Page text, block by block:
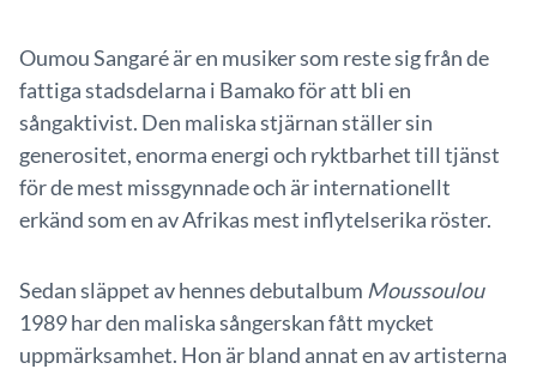
Oumou Sangaré är en musiker som reste sig från de
fattiga stadsdelarna i Bamako för att bli en
sångaktivist. Den maliska stjärnan ställer sin
generositet, enorma energi och ryktbarhet till tjänst
för de mest missgynnade och är internationellt
erkänd som en av Afrikas mest inflytelserika röster.
Sedan släppet av hennes debutalbum Moussoulou
1989 har den maliska sångerskan fått mycket
uppmärksamhet. Hon är bland annat en av artisterna